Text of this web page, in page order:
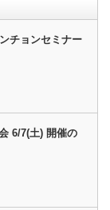
チョンセミナー
6/7(土) 開催の